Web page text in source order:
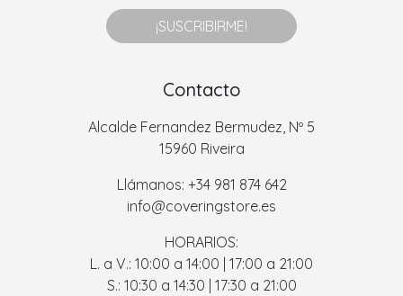
¡SUSCRIBIRME!
Contacto
Alcalde Fernandez Bermudez, Nº 5
15960 Riveira
Llámanos: +34 981 874 642
info@coveringstore.es
HORARIOS:
L. a V.: 10:00 a 14:00 | 17:00 a 21:00
S.: 10:30 a 14:30 | 17:30 a 21:00